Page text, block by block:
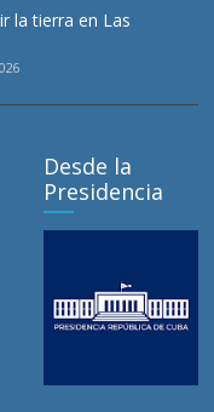
la tierra en Las
Desde la
Presidencia